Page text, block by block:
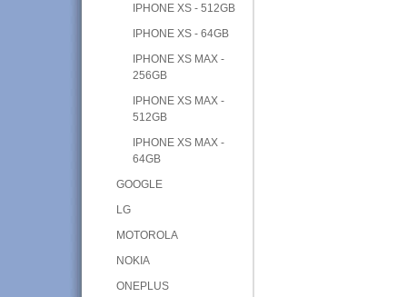
IPHONE XS - 512GB
IPHONE XS - 64GB
IPHONE XS MAX -
256GB
IPHONE XS MAX -
512GB
IPHONE XS MAX -
64GB
GOOGLE
LG
MOTOROLA
NOKIA
ONEPLUS